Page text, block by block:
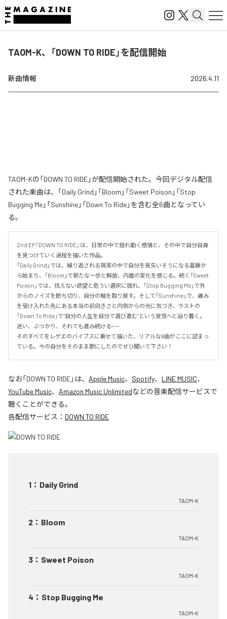
TAOM-K、「DOWN TO RIDE」を配信開始
新曲情報 2026.4.11
TAOM-Kの「DOWN TO RIDE」が配信開始された。今回デジタル配信
された楽曲は、「Daily Grind」「Bloom」「Sweet Poison」「Stop
Bugging Me」「Sunshine」「Down To Ride」を含む全6曲となってい
る。
2nd EP『DOWN TO RIDE』は、日常の中で揺れ動く感情と、その中で自分自身
を見つけていく過程を描いた作品。
「Daily Grind」では、繰り返される現実の中で自分を見失いそうになる葛藤か
ら始まり、「Bloom」で新たな一歩と解放、内面の変化を感じる。続く「Sweet
Poison」では、抗えない欲望と危うい選択に揺れ、「Stop Bugging Me」で外
からのノイズを断ち切り、自分の軸を取り戻す。そして「Sunshine」で、痛み
を受け入れた先にある本当の前向きさと内側からの光に気づき、ラストの
「Down To Ride」で“自分の人生を自分で選び進む”という覚悟へと辿り着く。
迷い、ぶつかり、それでも進み続ける——
そのすべてをレゲエのバイブスに乗せて描いた、リアルな6曲がここに詰まっ
ている。今の自分をそのまま歌にしたのでぜひ聞いて下さい！
なお「DOWN TO RIDE」は、 Apple Music、 Spotify、 LINE MUSIC、
YouTube Music、 Amazon Music Unlimitedなどの音楽配信サービスで
聴くことができる。
各配信サービス： DOWN TO RIDE
1 ： Daily Grind
TAOM-K
2 ： Bloom
TAOM-K
3 ： Sweet Poison
TAOM-K
4 ： Stop Bugging Me
TAOM-K